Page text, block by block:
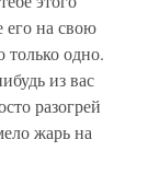
его на свою
одно.
из вас
разогрей
жарь на